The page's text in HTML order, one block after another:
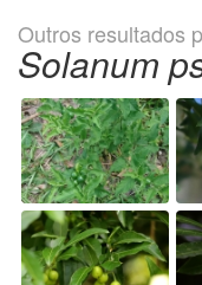
Outros resultados
Solanum